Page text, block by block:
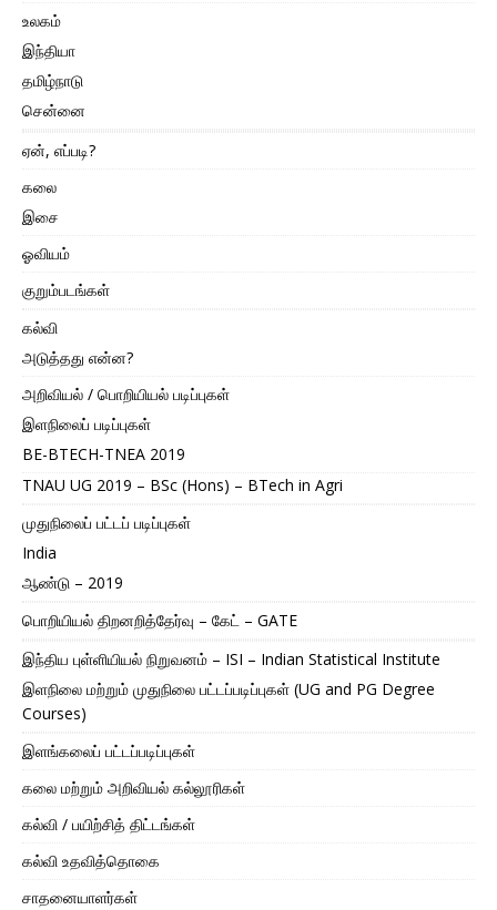
உலகம்
இந்தியா
தமிழ்நாடு
சென்னை
ஏன், எப்படி?
கலை
இசை
ஓவியம்
குறும்படங்கள்
கல்வி
அடுத்தது என்ன?
அறிவியல் / பொறியியல் படிப்புகள்
இளநிலைப் படிப்புகள்
BE-BTECH-TNEA 2019
TNAU UG 2019 – BSc (Hons) – BTech in Agri
முதுநிலைப் பட்டப் படிப்புகள்
India
ஆண்டு – 2019
பொறியியல் திறனறித்தேர்வு – கேட் – GATE
இந்திய புள்ளியியல் நிறுவனம் – ISI – Indian Statistical Institute
இளநிலை மற்றும் முதுநிலை பட்டப்படிப்புகள் (UG and PG Degree
Courses)
இளங்கலைப் பட்டப்படிப்புகள்
கலை மற்றும் அறிவியல் கல்லூரிகள்
கல்வி / பயிற்சித் திட்டங்கள்
கல்வி உதவித்தொகை
சாதனையாளர்கள்